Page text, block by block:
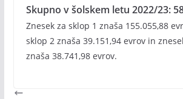
Skupno v šolskem letu 2022/23:
Znesek za sklop 1 znaša 155.055,88
sklop 2 znaša 39.151,94 evrov in
znaša 38.741,98 evrov.